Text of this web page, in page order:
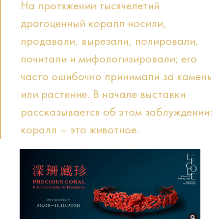
На протяжении тысячелетий
драгоценный коралл носили,
продавали, вырезали, полировали,
почитали и мифологизировали; его
часто ошибочно принимали за камень
или растение. В начале выставки
рассказывается об этом заблуждении:
коралл – это животное.